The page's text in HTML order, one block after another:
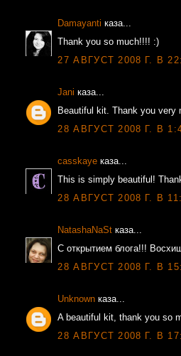
Damayanti каза...
Thank you so much!!!! :)
27 АВГУСТ 2008 Г. В
Jani каза...
Beautiful kit. Thank you very
28 АВГУСТ 2008 Г. В
casskaye каза...
This is simply beautiful!
28 АВГУСТ 2008 Г. В
NatashaNaSt каза...
С открытием блога!!!
28 АВГУСТ 2008 Г. В
Unknown каза...
A beautiful kit, thank you so
28 АВГУСТ 2008 Г. В